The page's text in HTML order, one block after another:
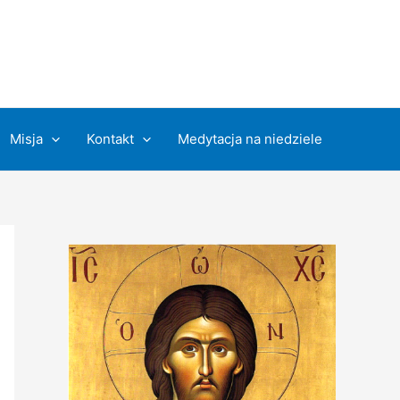
Misja Kontakt Medytacja na niedziele